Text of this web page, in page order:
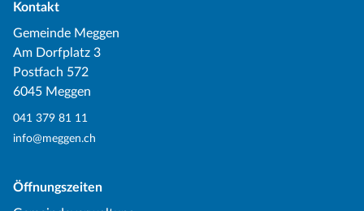
Kontakt
Gemeinde Meggen
Am Dorfplatz 3
Postfach 572
6045 Meggen
041 379 81 11
info@meggen.ch
Öffnungszeiten